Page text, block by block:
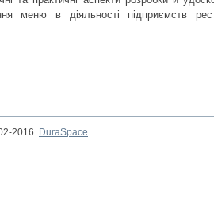
меню в діяльності підприємств
2016
DuraSpace